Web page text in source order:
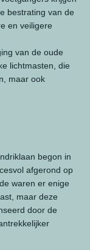
bestrating van de
en veiligere
van de oude
lichtmasten, die
maar ook
begon in
afgerond op
waren er enige
maar deze
door de